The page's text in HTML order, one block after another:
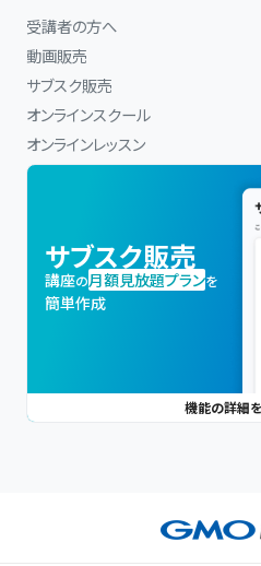
受講者の方へ
動画販売
サブスク販売
オンラインスクール
オンラインレッスン
サブスク販売
講座の月額見放題プランを
簡単作成
機能の詳細